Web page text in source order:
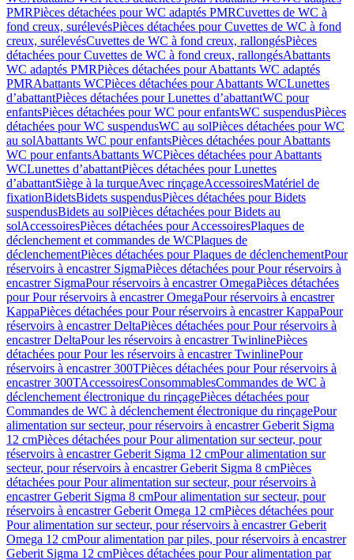
PMRPièces détachées pour WC adaptés PMRCuvettes de WC à
fond creux, surélevésPièces détachées pour Cuvettes de WC à fond
creux, surélevésCuvettes de WC à fond creux, rallongésPièces
détachées pour Cuvettes de WC à fond creux, rallongésAbattants
WC adaptés PMRPièces détachées pour Abattants WC adaptés
PMRAbattants WCPièces détachées pour Abattants WCLunettes
d’abattantPièces détachées pour Lunettes d’abattantWC pour
enfantsPièces détachées pour WC pour enfantsWC suspendusPièces
détachées pour WC suspendusWC au solPièces détachées pour WC
au solAbattants WC pour enfantsPièces détachées pour Abattants
WC pour enfantsAbattants WCPièces détachées pour Abattants
WCLunettes d’abattantPièces détachées pour Lunettes
d’abattantSiège à la turqueAvec rinçageAccessoiresMatériel de
fixationBidetsBidets suspendusPièces détachées pour Bidets
suspendusBidets au solPièces détachées pour Bidets au
solAccessoiresPièces détachées pour AccessoiresPlaques de
déclenchement et commandes de WCPlaques de
déclenchementPièces détachées pour Plaques de déclenchementPour
réservoirs à encastrer SigmaPièces détachées pour Pour réservoirs à
encastrer SigmaPour réservoirs à encastrer OmegaPièces détachées
pour Pour réservoirs à encastrer OmegaPour réservoirs à encastrer
KappaPièces détachées pour Pour réservoirs à encastrer KappaPour
réservoirs à encastrer DeltaPièces détachées pour Pour réservoirs à
encastrer DeltaPour les réservoirs à encastrer TwinlinePièces
détachées pour Pour les réservoirs à encastrer TwinlinePour
réservoirs à encastrer 300TPièces détachées pour Pour réservoirs à
encastrer 300TAccessoiresConsommablesCommandes de WC à
déclenchement électronique du rinçagePièces détachées pour
Commandes de WC à déclenchement électronique du rinçagePour
alimentation sur secteur, pour réservoirs à encastrer Geberit Sigma
12 cmPièces détachées pour Pour alimentation sur secteur, pour
réservoirs à encastrer Geberit Sigma 12 cmPour alimentation sur
secteur, pour réservoirs à encastrer Geberit Sigma 8 cmPièces
détachées pour Pour alimentation sur secteur, pour réservoirs à
encastrer Geberit Sigma 8 cmPour alimentation sur secteur, pour
réservoirs à encastrer Geberit Omega 12 cmPièces détachées pour
Pour alimentation sur secteur, pour réservoirs à encastrer Geberit
Omega 12 cmPour alimentation par piles, pour réservoirs à encastrer
Geberit Sigma 12 cmPièces détachées pour Pour alimentation par